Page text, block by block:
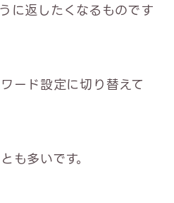
に返したくなるものです
ード設定に切り替えて
も多いです。